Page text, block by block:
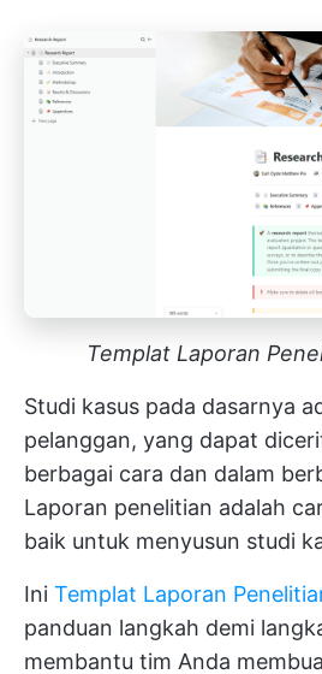
Templat Laporan
Studi kasus pada dasarnya
pelanggan, yang dapat
berbagai cara dan dalam
Laporan penelitian adalah
baik untuk menyusun studi
Ini Templat Laporan
panduan langkah demi
membantu tim Anda